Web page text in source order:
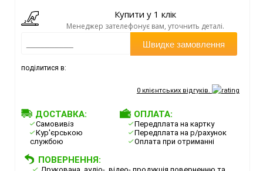
Купити у 1 клік
Менеджер зателефонує вам, уточнить деталі.
Швидке замовлення
поділитися в:
0клієнтських відгуків.
ДОСТАВКА:
Самовивіз
Кур'єрською
службою
ОПЛАТА:
Передплата на картку
Передплата на р/рахунок
Оплата при отриманні
ПОВЕРНЕННЯ: